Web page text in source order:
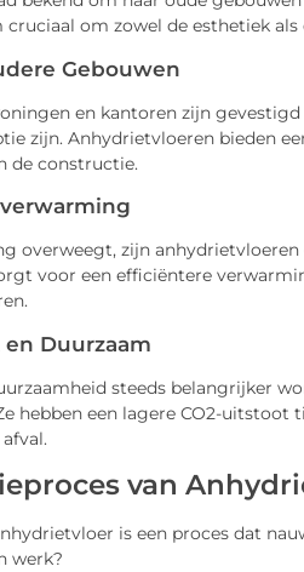
cruciaal om zowel de esthetiek
Gebouwen
en kantoren zijn
zijn. Anhydrietvloeren bieden
de constructie.
overweegt, zijn
voor een efficiëntere
Duurzaam
steeds belangrijker
hebben een lagere CO2-
van
is een proces dat
werk?